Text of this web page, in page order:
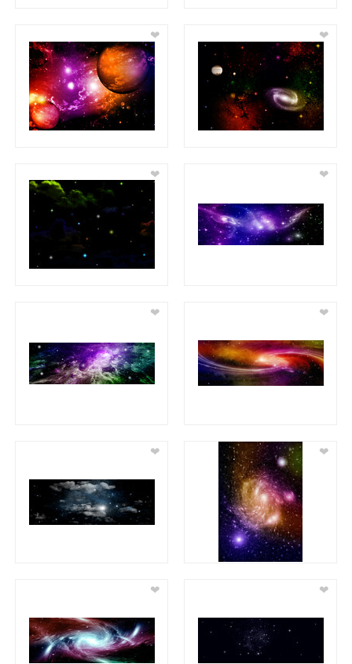
❤ ❤
❤ ❤
❤ ❤
❤ ❤
❤ ❤